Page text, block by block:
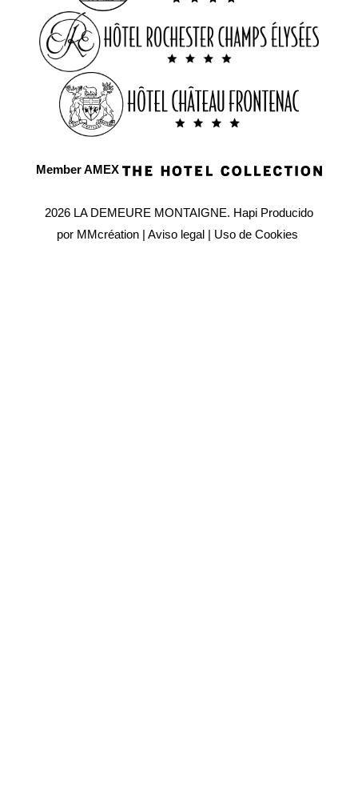
Member AMEX
2026 LA DEMEURE MONTAIGNE. Hapi Producido
por MMcréation | Aviso legal | Uso de Cookies